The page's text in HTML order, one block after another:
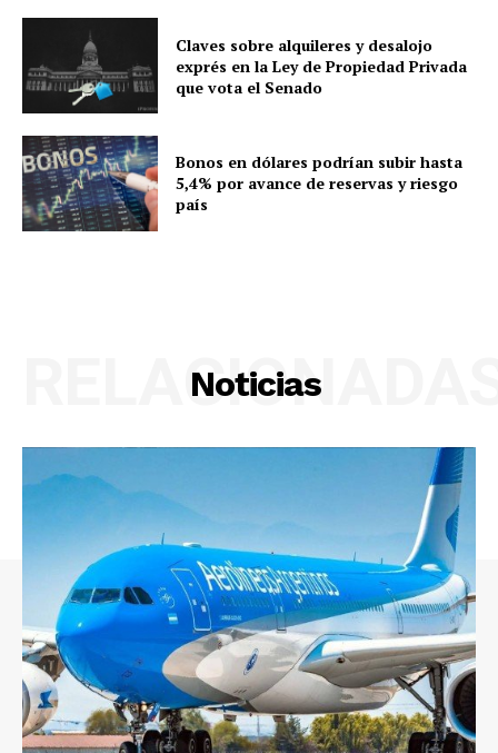
Claves sobre alquileres y desalojo
exprés en la Ley de Propiedad Privada
que vota el Senado
Bonos en dólares podrían subir hasta
5,4% por avance de reservas y riesgo
país
Noticias